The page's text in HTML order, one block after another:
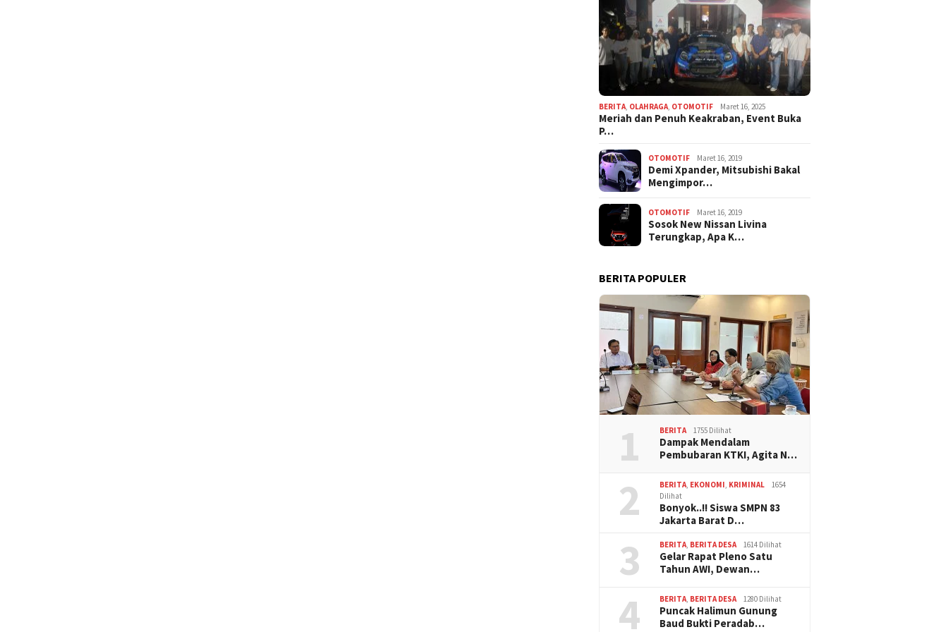
BERITA, OLAHRAGA, OTOMOTIF Maret 16, 2025
Meriah dan Penuh Keakraban, Event Buka
P…
OTOMOTIF Maret 16, 2019
Demi Xpander, Mitsubishi Bakal
Mengimpor…
OTOMOTIF Maret 16, 2019
Sosok New Nissan Livina
Terungkap, Apa K…
BERITA POPULER
1 BERITA 1755 Dilihat
Dampak Mendalam
Pembubaran KTKI, Agita N…
2 BERITA, EKONOMI, KRIMINAL
1654
Dilihat
Bonyok..!! Siswa SMPN 83
Jakarta Barat D…
3 BERITA, BERITA DESA 1614 Dilihat
Gelar Rapat Pleno Satu
Tahun AWI, Dewan…
4 BERITA, BERITA DESA 1280 Dilihat
Puncak Halimun Gunung
Baud Bukti Peradab…